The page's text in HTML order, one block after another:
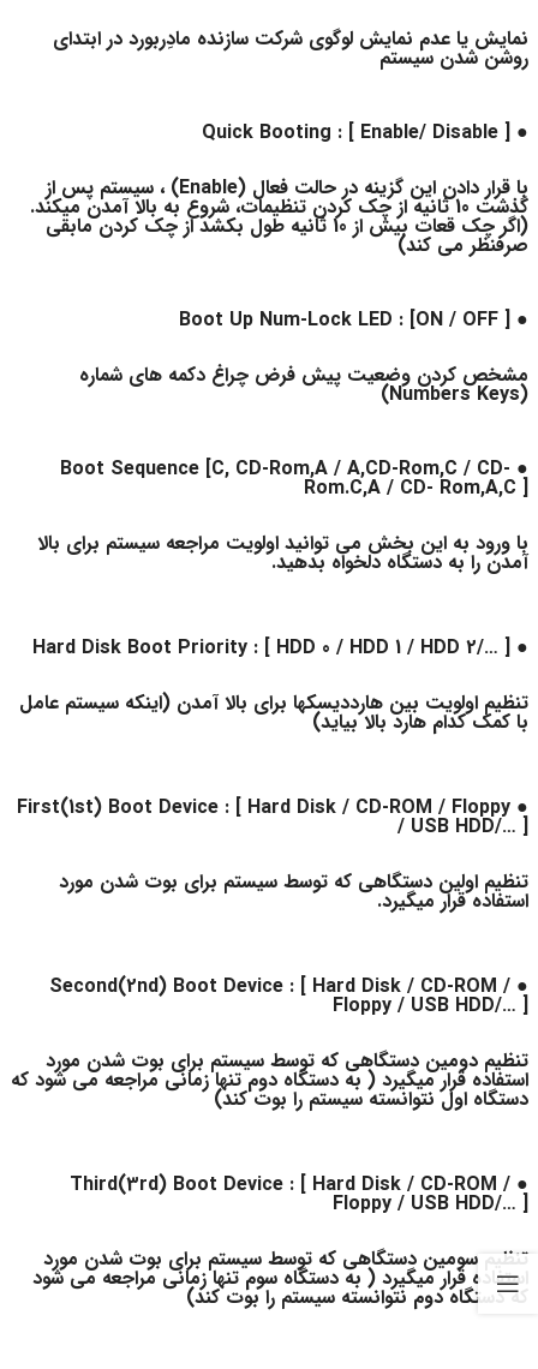
نمایش یا عدم نمایش لوگوی شرکت سازنده مادِربورد در ابتدای
روشن شدن سیستم
● Quick Booting : [ Enable/ Disable ]
با قرار دادن این گزینه در حالت فعال (Enable) ، سیستم پس از
گذشت 10 ثانیه از چک کردن تنظیمات، شروع به بالا آمدن میکند.
(اگر چک قعات بیش از 10 ثانیه طول بکشد از چک کردن مابقی
صرفنظر می کند)
● Boot Up Num-Lock LED : [ON / OFF ]
مشخص کردن وضعیت پیش فرض چراغ دکمه های شماره
(Numbers Keys)
● Boot Sequence [C, CD-Rom,A / A,CD-Rom,C / CD-
Rom.C,A / CD- Rom,A,C ]
با ورود به این بخش می توانید اولویت مراجعه سیستم برای بالا
آمدن را به دستگاه دلخواه بدهید.
● Hard Disk Boot Priority : [ HDD 0 / HDD 1 / HDD 2/… ]
تنظیم اولویت بین هارددیسکها برای بالا آمدن (اینکه سیستم عامل
با کمک کدام هارد بالا بیاید)
● First(1st) Boot Device : [ Hard Disk / CD-ROM / Floppy
/ USB HDD/… ]
تنظیم اولین دستگاهی که توسط سیستم برای بوت شدن مورد
استفاده قرار میگیرد.
● Second(2nd) Boot Device : [ Hard Disk / CD-ROM /
Floppy / USB HDD/… ]
تنظیم دومین دستگاهی که توسط سیستم برای بوت شدن مورد
استفاده قرار میگیرد ( به دستگاه دوم تنها زمانی مراجعه می شود که
دستگاه اول نتوانسته سیستم را بوت کند)
● Third(3rd) Boot Device : [ Hard Disk / CD-ROM /
Floppy / USB HDD/… ]
تنظیم سومین دستگاهی که توسط سیستم برای بوت شدن مورد
استفاده قرار میگیرد ( به دستگاه سوم تنها زمانی مراجعه می شود
که دستگاه دوم نتوانسته سیستم را بوت کند)